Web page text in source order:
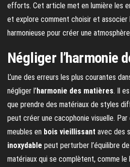
efforts. Cet article met en lumière les
et explore comment choisir et associer
harmonieuse pour créer une
Négliger l’harmonie
L’une des erreurs les plus courantes
négliger l’harmonie des matières. Il
que prendre des matériaux de styles
peut créer une cacophonie visuelle.
meubles en bois vieillissant avec des
inoxydable peut perturber l’équilibre
matériaux qui se complètent, comme le